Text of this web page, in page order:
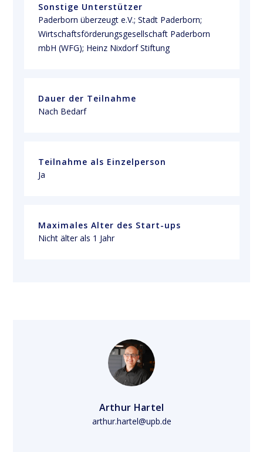
Sonstige Unterstützer
Paderborn überzeugt e.V.; Stadt Paderborn;
Wirtschaftsförderungsgesellschaft Paderborn
mbH (WFG); Heinz Nixdorf Stiftung
Dauer der Teilnahme
Nach Bedarf
Teilnahme als Einzelperson
Ja
Maximales Alter des Start-ups
Nicht älter als 1 Jahr
Arthur Hartel
arthur.hartel@upb.de